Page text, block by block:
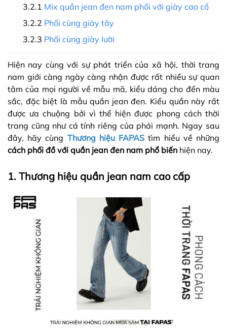
Mix quần jean đen nam phối với giày cao cổ
Phối cùng giày tây
Phối cùng giày lười
Hiện nay cùng với sự phát triển của xã hội, thời trang
nam giới càng ngày càng nhận được rất nhiều sự quan
tâm của mọi người về mẫu mã, kiểu dáng cho đến màu
sắc, đặc biệt là mẫu quần jean đen. Kiểu quần này rất
được ưa chuộng bởi vì thể hiện được phong cách thời
trang cũng như cá tính riêng của phái mạnh. Ngay sau
đây, hãy cùng Thương hiệu FAPAS tìm hiểu về những
cách phối đồ với quần jean đen nam phổ biến hiện nay.
1. Thương hiệu quần jean nam cao cấp